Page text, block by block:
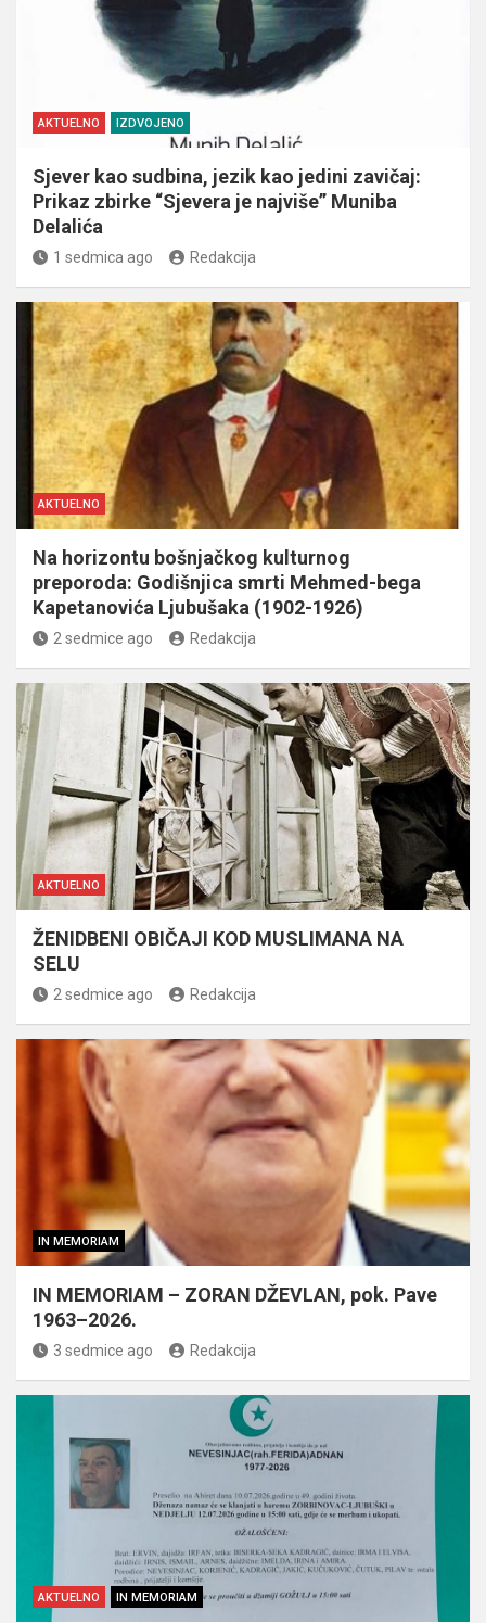
AKTUELNO IZDVOJENO
Sjever kao sudbina, jezik kao jedini zavičaj:
Prikaz zbirke “Sjevera je najviše” Muniba
Delalića
1 sedmica ago Redakcija
AKTUELNO
Na horizontu bošnjačkog kulturnog
preporoda: Godišnjica smrti Mehmed-bega
Kapetanovića Ljubušaka (1902-1926)
2 sedmice ago Redakcija
AKTUELNO
ŽENIDBENI OBIČAJI KOD MUSLIMANA NA
SELU
2 sedmice ago Redakcija
IN MEMORIAM
IN MEMORIAM – ZORAN DŽEVLAN, pok. Pave
1963–2026.
3 sedmice ago Redakcija
AKTUELNO IN MEMORIAM